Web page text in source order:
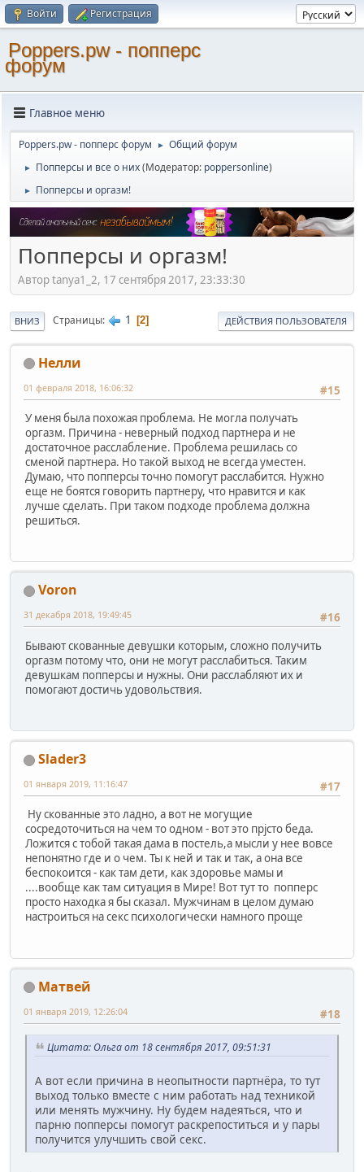
Войти Регистрация
Poppers.pw - попперс
форум
Главное меню
Poppers.pw - попперс форум ► Общий форум
► Попперсы и все о них(Модератор: poppersonline)
► Попперсы и оргазм!
Попперсы и оргазм!
Автор tanya1_2, 17 сентября 2017, 23:33:30
ВНИЗ Страницы 1 2 ДЕЙСТВИЯ ПОЛЬЗОВАТЕЛЯ
Нелли
#15
01 февраля 2018, 16:06:32
У меня была похожая проблема. Не могла получать
оргазм. Причина - неверный подход партнера и не
достаточное расслабление. Проблема решилась со
сменой партнера. Но такой выход не всегда уместен.
Думаю, что попперсы точно помогут расслабится. Нужно
еще не боятся говорить партнеру, что нравится и как
лучше сделать. При таком подходе проблема должна
решиться.
Voron
#16
31 декабря 2018, 19:49:45
Бывают скованные девушки которым, сложно получить
оргазм потому что, они не могут расслабиться. Таким
девушкам попперсы и нужны. Они расслабляют их и
помогают достичь удовольствия.
Slader3
#17
01 января 2019, 11:16:47
Ну скованные это ладно, а вот не могущие
сосредоточиться на чем то одном - вот это прjсто беда.
Ложится с тобой такая дама в постель,а мысли у нее вовсе
непонятно где и о чем. Ты к ней и так и так, а она все
беспокоится - как там дети, как здоровье мамы и
....вообще как там ситуация в Мире! Вот тут то попперс
просто находка я бы сказал. Мужчинам в целом думаю
настроиться на секс психологически намного проще
Матвей
#18
01 января 2019, 12:26:04
Цитата: Ольга от 18 сентября 2017, 09:51:31
А вот если причина в неопытности партнёра, то тут
выход только вместе с ним работать над техникой
или менять мужчину. Ну будем надеяться, что и
парню попперсы помогут раскрепоститься и у пары
получится улучшить свой секс.